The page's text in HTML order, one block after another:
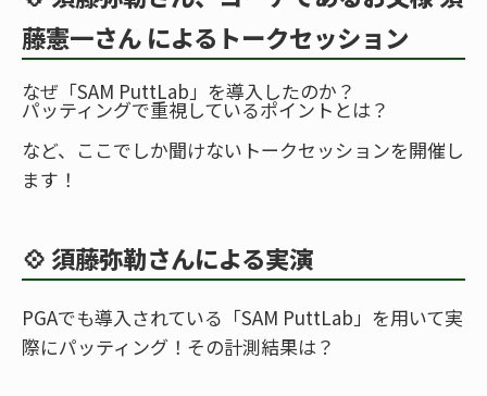
藤憲一さん によるトークセッション
なぜ「SAM PuttLab」を導入したのか？
パッティングで重視しているポイントとは？
など、ここでしか聞けないトークセッションを開催し
ます！
💠 須藤弥勒さんによる実演
PGAでも導入されている「SAM PuttLab」を用いて実
際にパッティング！その計測結果は？